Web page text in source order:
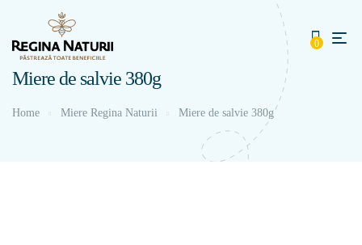
0
Miere de salvie 380g
Home Miere Regina Naturii Miere de salvie 380g